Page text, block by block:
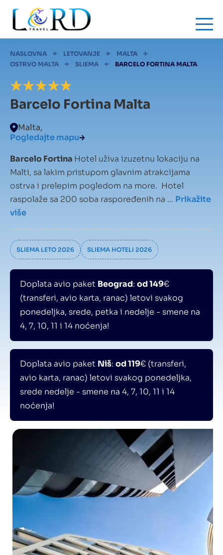
main
content
Mrvice
NASLOVNA LETOVANJE
MALTA
OSTRVO MALTA
SLIEMA BARCELO FORTINA MALTA
Barcelo Fortina Malta
Malta,
Pogledajte mapu
Barcelo Fortina Hotel uživa izuzetnu lokaciju na
Malti, sa lakim pristupom glavnim atrakcijama
ostrva i prelepim pogledom na more. Hotel
raspolaže sa 200 soba raspoređenih na ... Prikažite
više
SLIEMA LETO 2026 SLIEMA HOTELI 2026
Doplata avio paket Beograd: od 149€
(transferi, avio karta, ranac) letovi svakog
ponedeljka, srede, petka i nedelje - smene na
4, 7, 10, 11 i 14 noćenja!
Doplata avio paket Niš: od 119€ (transferi,
avio karta, ranac) letovi svakog ponedeljka,
srede nedelje - smene na 4, 7, 10, 11 i 14
noćenja!